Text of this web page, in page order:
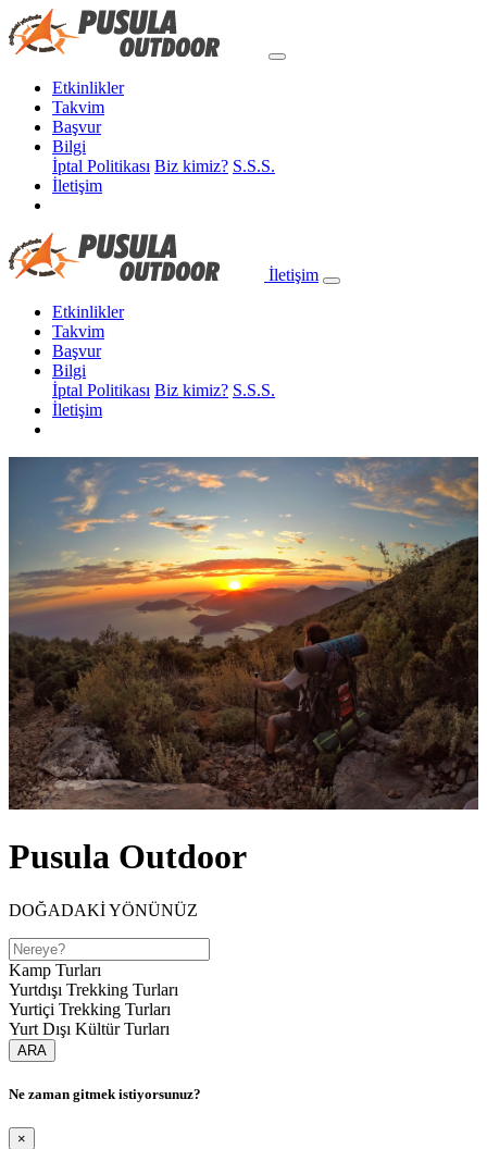
Etkinlikler
Takvim
Başvur
Bilgi
İptal Politikası Biz kimiz? S.S.S.
İletişim
İletişim
Etkinlikler
Takvim
Başvur
Bilgi
İptal Politikası Biz kimiz? S.S.S.
İletişim
Pusula Outdoor
DOĞADAKİ YÖNÜNÜZ
Kamp Turları
Yurtdışı Trekking Turları
Yurtiçi Trekking Turları
Yurt Dışı Kültür Turları
ARA
Ne zaman gitmek istiyorsunuz?
×